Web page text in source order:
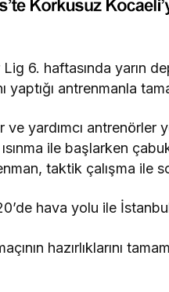
6. haftasında yarın
yaptığı antrenmanla
yardımcı antrenörler
ile başlarken
taktik çalışma ile
hava yolu ile